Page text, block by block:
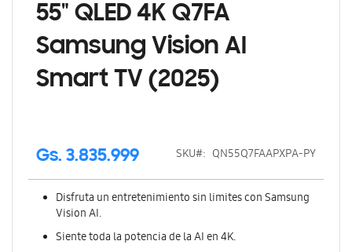
55" QLED 4K Q7FA
Samsung Vision AI
Smart TV (2025)
Gs. 3.835.999 SKU QN55Q7FAAPXPA-PY
Disfruta un entretenimiento sin limites con Samsung
Vision AI.
Siente toda la potencia de la AI en 4K.
galería
imágenes